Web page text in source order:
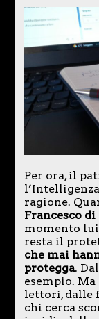
Per ora, il
ragione.
Francesco di
momento
resta il
che mai
protegga.
esempio.
lettori, dalle
chi cerca